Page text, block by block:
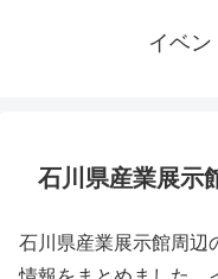
イベ
石川県産業展示
石川県産業展示館周辺